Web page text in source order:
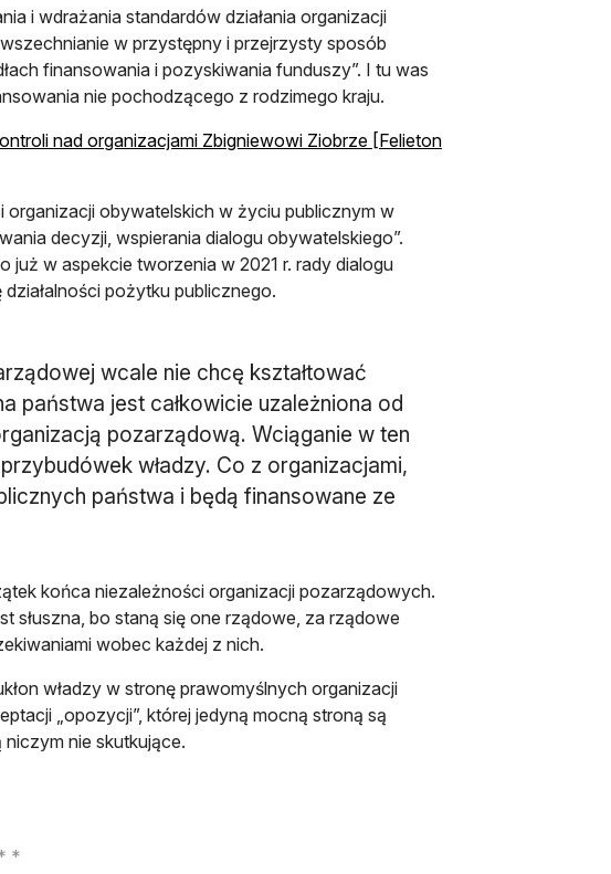
i wdrażania standardów działania organizacji
w przystępny i przejrzysty sposób
finansowania i pozyskiwania funduszy”. I tu was
nie pochodzącego z rodzimego kraju.
nad organizacjami Zbigniewowi Ziobrze [Felieton
organizacji obywatelskich w życiu publicznym w
decyzji, wspierania dialogu obywatelskiego”.
już w aspekcie tworzenia w 2021 r. rady dialogu
pożytku publicznego.
wcale nie chcę kształtować
państwa jest całkowicie uzależniona od
pozarządową. Wciąganie w ten
władzy. Co z organizacjami,
państwa i będą finansowane ze
końca niezależności organizacji pozarządowych.
słuszna, bo staną się one rządowe, za rządowe
wobec każdej z nich.
władzy w stronę prawomyślnych organizacji
„opozycji”, której jedyną mocną stroną są
nie skutkujące.